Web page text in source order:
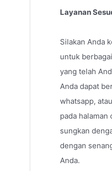
Layanan
Silakan Anda
untuk
yang telah
Anda dapat
whatsapp,
pada halaman
sungkan
dengan
Anda.